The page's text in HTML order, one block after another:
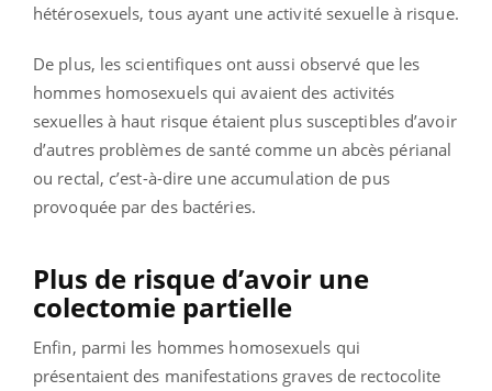
hétérosexuels, tous ayant une activité sexuelle à risque.
De plus, les scientifiques ont aussi observé que les
hommes homosexuels qui avaient des activités
sexuelles à haut risque étaient plus susceptibles d’avoir
d’autres problèmes de santé comme un abcès périanal
ou rectal, c’est-à-dire une accumulation de pus
provoquée par des bactéries.
Plus de risque d’avoir une
colectomie partielle
Enfin, parmi les hommes homosexuels qui
présentaient des manifestations graves de rectocolite